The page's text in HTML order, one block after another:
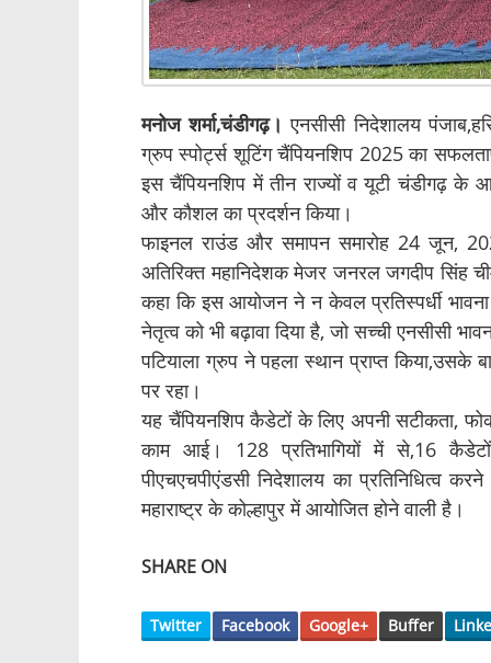
मनोज शर्मा,चंडीगढ़। एनसीसी निदेशालय
ग्रुप स्पोर्ट्स शूटिंग चैंपियनशिप 2025 का
इस चैंपियनशिप में तीन राज्यों व यूटी चंडीगढ़ के
और कौशल का प्रदर्शन किया।
फाइनल राउंड और समापन समारोह 24 जून,
अतिरिक्त महानिदेशक मेजर जनरल जगदीप सिंह
कहा कि इस आयोजन ने न केवल प्रतिस्पर्धी
नेतृत्व को भी बढ़ावा दिया है, जो सच्ची एनसीसी
पटियाला ग्रुप ने पहला स्थान प्राप्त
पर रहा।
यह चैंपियनशिप कैडेटों के लिए अपनी सटीकता,
काम आई। 128 प्रतिभागियों में से,16
पीएचएचपीएंडसी निदेशालय का
महाराष्ट्र के कोल्हापुर में आयोजित होने वाली है।
SHARE ON
Twitter Facebook Google+ Buffer